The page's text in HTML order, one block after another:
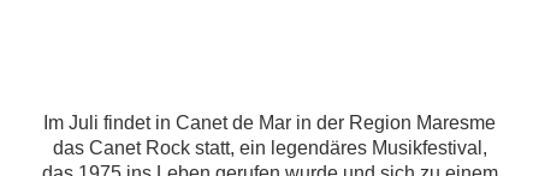
Im Juli findet in Canet de Mar in der Region Maresme
das Canet Rock statt, ein legendäres Musikfestival,